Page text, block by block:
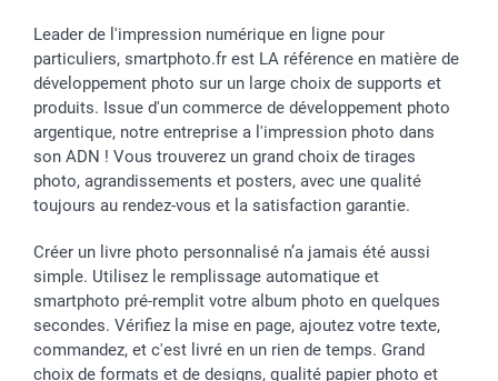
Leader de l'impression numérique en ligne pour
particuliers, smartphoto.fr est LA référence en matière de
développement photo sur un large choix de supports et
produits. Issue d'un commerce de développement photo
argentique, notre entreprise a l'impression photo dans
son ADN ! Vous trouverez un grand choix de tirages
photo, agrandissements et posters, avec une qualité
toujours au rendez-vous et la satisfaction garantie.
Créer un livre photo personnalisé n’a jamais été aussi
simple. Utilisez le remplissage automatique et
smartphoto pré-remplit votre album photo en quelques
secondes. Vérifiez la mise en page, ajoutez votre texte,
commandez, et c'est livré en un rien de temps. Grand
choix de formats et de designs, qualité papier photo et